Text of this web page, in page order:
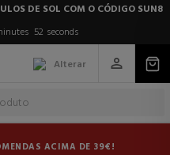
DE SOL COM O CÓDIGO SUN8
52 seconds
Alterar
ACIMA DE 39€!